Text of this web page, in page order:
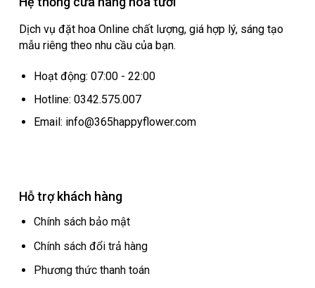
Dịch vụ đặt hoa Online chất lượng, giá hợp lý, sáng tạo
mẫu riêng theo nhu cầu của bạn.
Hoạt động: 07:00 - 22:00
Hotline: 0342.575.007
Email: info@365happyflower.com
Hỗ trợ khách hàng
Chính sách bảo mật
Chính sách đổi trả hàng
Phương thức thanh toán